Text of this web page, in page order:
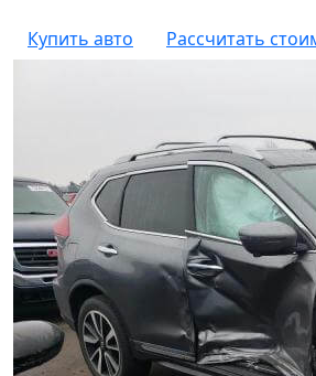
Купить авто Рассчитать